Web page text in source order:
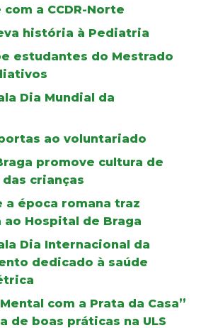
com a CCDR-Norte
história à Pediatria
estudantes do Mestrado
Dia Mundial da
ao voluntariado
promove cultura de
crianças
a época romana traz
ao Hospital de Braga
Dia Internacional da
dedicado à saúde
com a Prata da Casa”
de boas práticas na ULS